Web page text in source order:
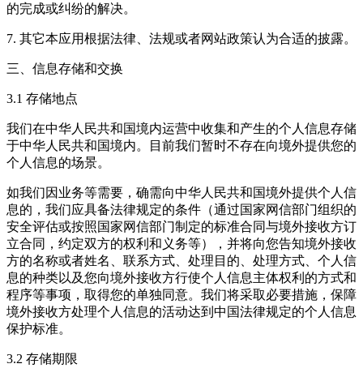
的完成或纠纷的解决。
7. 其它本应用根据法律、法规或者网站政策认为合适的披露。
三、信息存储和交换
3.1 存储地点
我们在中华人民共和国境内运营中收集和产生的个人信息存储
于中华人民共和国境内。目前我们暂时不存在向境外提供您的
个人信息的场景。
如我们因业务等需要，确需向中华人民共和国境外提供个人信
息的，我们应具备法律规定的条件（通过国家网信部门组织的
安全评估或按照国家网信部门制定的标准合同与境外接收方订
立合同，约定双方的权利和义务等），并将向您告知境外接收
方的名称或者姓名、联系方式、处理目的、处理方式、个人信
息的种类以及您向境外接收方行使个人信息主体权利的方式和
程序等事项，取得您的单独同意。我们将采取必要措施，保障
境外接收方处理个人信息的活动达到中国法律规定的个人信息
保护标准。
3.2 存储期限